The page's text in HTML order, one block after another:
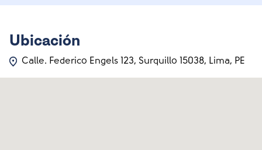
Ubicación
Calle. Federico Engels 123, Surquillo 15038, Lima, PE